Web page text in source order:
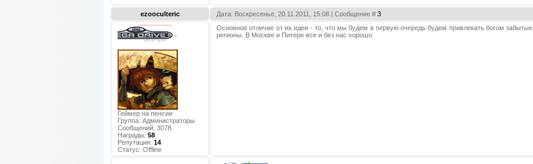
ezooculteric Дата: Воскресенье, 20.11.2011, 15:08 | Сообщение # 3
Геймер на пенсии
Группа: Администраторы
Сообщений: 3078
Награды: 58
Репутация: 14
Статус: Offline
Основное отличие от их идеи - то, что мы будем в первую очередь будем привлекать богом забытые
регионы. В Москве и Питере все и без нас хорошо.